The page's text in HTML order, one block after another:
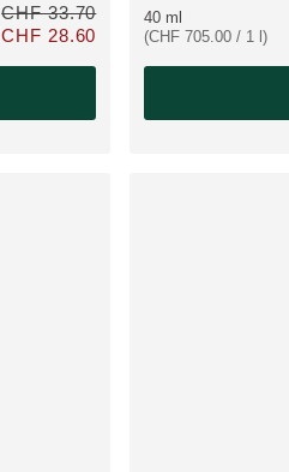
CHF 33.70
CHF 28.60
40 ml
(CHF 705.00 / 1 l)